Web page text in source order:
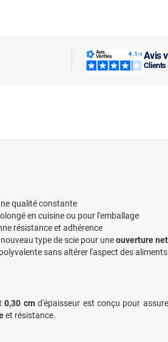
Avis
qualité constante
en cuisine ou pour l'emballage
résistance et adhérence
type de scie pour uneouverture
sans altérer l'aspect des aliments
0,30 cmd'épaisseur est conçu pour
et résistance.